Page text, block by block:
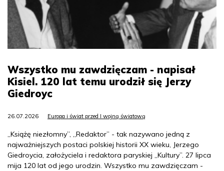
Wszystko mu zawdzięczam - napisał
Kisiel. 120 lat temu urodził się Jerzy
Giedroyc
26.07.2026 Europa i świat przed I wojną światową
„Książę niezłomny”, „Redaktor” - tak nazywano jedną z
najważniejszych postaci polskiej historii XX wieku, Jerzego
Giedroycia, założyciela i redaktora paryskiej „Kultury”. 27 lipca
mija 120 lat od jego urodzin. Wszystko mu zawdzięczam -